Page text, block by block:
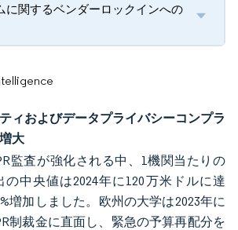
に関するベンダーロックインへの
ィおよびデータプライバシーコンプラ
大
監査が強化される中、1機関当たりの
中央値は2024年に120万米ドルに達
増加しました。欧州の大学は2023年に
制裁金に直面し、緊急の予算再配分を